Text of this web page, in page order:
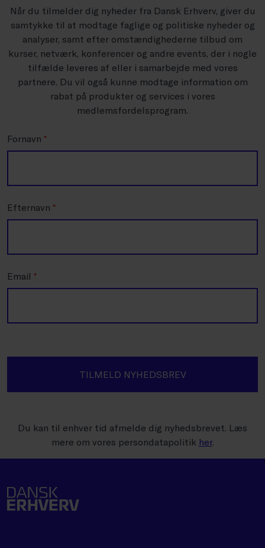
Når du tilmelder dig nyheder fra Dansk Erhverv, giver du
samtykke til at modtage faglige og politiske nyheder og
analyser, samt efter omstændighederne tilbud om
kurser, netværk, konferencer og andre events, der i nogle
tilfælde leveres af eller i samarbejde med vores
partnere. Du vil også kunne modtage information om
rabat på produkter og services i vores
medlemsfordelsprogram.
Fornavn *
Efternavn *
Email *
TILMELD NYHEDSBREV
Du kan til enhver tid afmelde dig nyhedsbrevet. Læs
mere om vores persondatapolitik her.